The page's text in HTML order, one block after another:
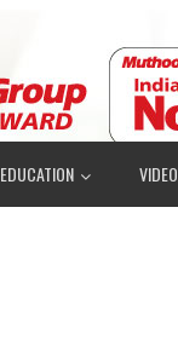
EDUCATION VIDEO